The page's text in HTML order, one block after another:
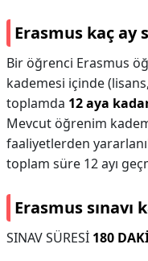
Erasmus kaç ay
Bir öğrenci Erasmus
kademesi içinde
toplamda 12 aya
Mevcut öğrenim
faaliyetlerden
toplam süre 12 ayı
Erasmus sınavı
SINAV SÜRESİ 180